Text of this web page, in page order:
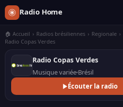
Radio Home
🏠 Accueil › Radios brésiliennes › Regionale ›
Radio Copas Verdes
Radio Copas Verdes
Musique variée Brésil
Écouter la radio